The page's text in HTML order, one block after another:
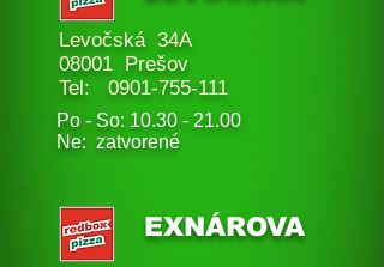
Levočská 34A
08001 Prešov
Tel: 0901-755-111
Po - So: 10.30 - 21.00
Ne: zatvorené
EXNÁROVA